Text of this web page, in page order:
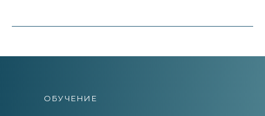
ОБУЧЕНИЕ